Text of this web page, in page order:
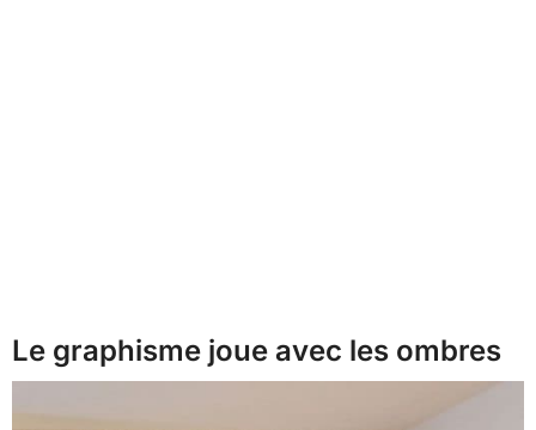
Le graphisme joue avec les ombres